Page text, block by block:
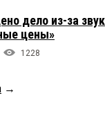
дело из-за
цены»
1228
→